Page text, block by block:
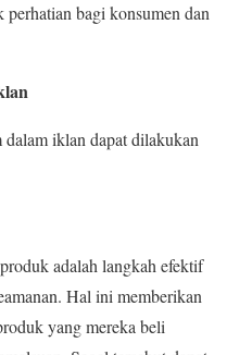
bagi konsumen dan
dalam iklan dapat dilakukan
adalah langkah efektif
Hal ini memberikan
yang mereka beli